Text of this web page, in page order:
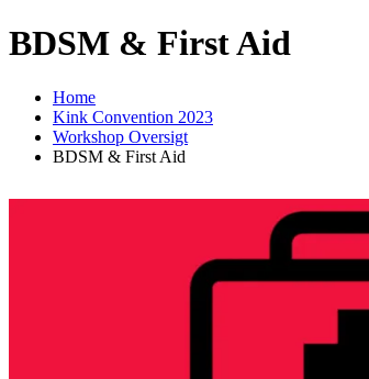
BDSM & First Aid
Home
Kink Convention 2023
Workshop Oversigt
BDSM & First Aid